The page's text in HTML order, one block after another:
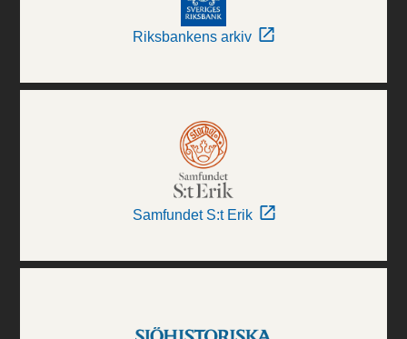
Riksbankens arkiv
Samfundet S:t Erik